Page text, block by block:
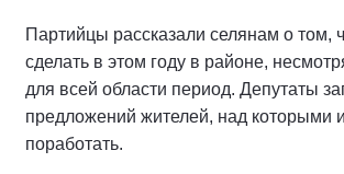
Партийцы рассказали селянам о том,
сделать в этом году в районе,
для всей области период. Депутаты
предложений жителей, над которыми
поработать.